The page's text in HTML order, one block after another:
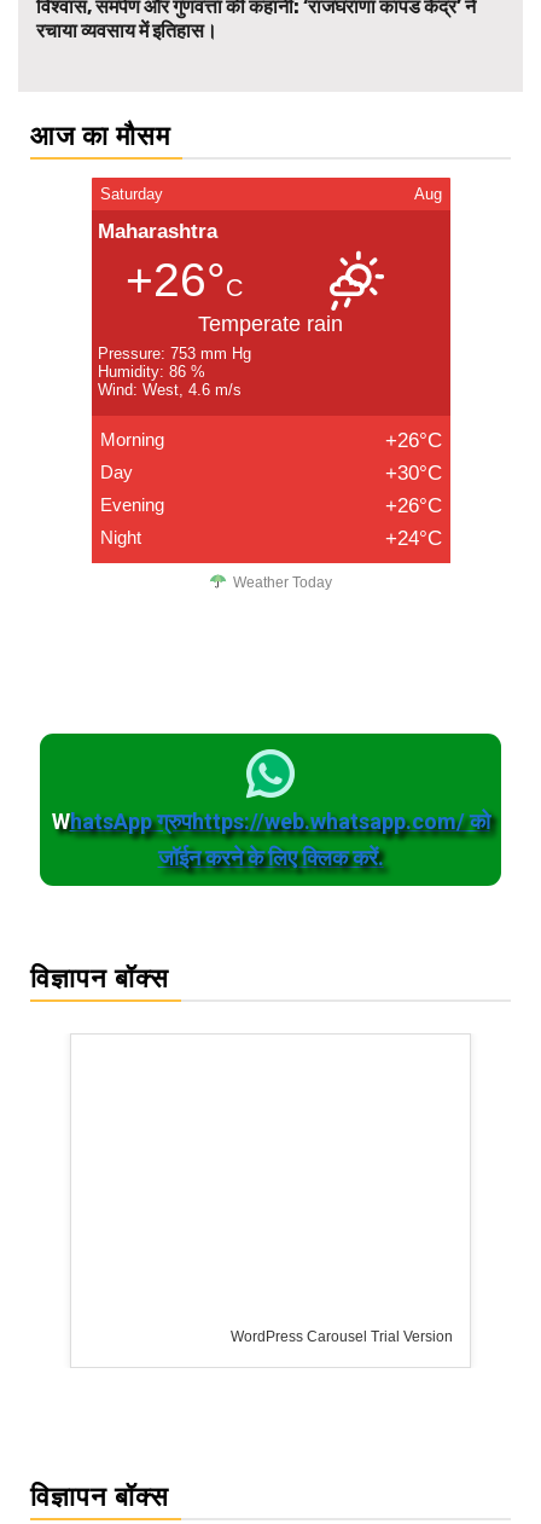
विश्वास, समर्पण और गुणवत्ता की कहानी: ‘राजघराणा कापड केंद्र’ ने
रचाया व्यवसाय में इतिहास।
आज का मौसम
Saturday Aug
Maharashtra
+26°C
Temperate rain
Pressure: 753 mm Hg
Humidity: 86 %
Wind: West, 4.6 m/s
Morning +26°C
Day +30°C
Evening +26°C
Night +24°C
Weather Today
WhatsApp ग्रुपhttps://web.whatsapp.com/ को
जॉईन करने के लिए क्लिक करें.
विज्ञापन बॉक्स
WordPress Carousel Trial Version
विज्ञापन बॉक्स